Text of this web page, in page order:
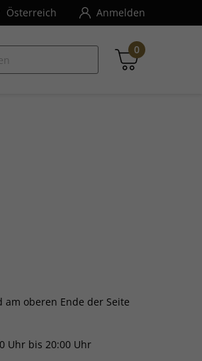
Österreich Anmelden
0
oberen Ende der Seite
Uhr bis 20:00 Uhr